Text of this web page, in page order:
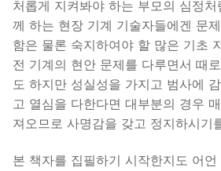
처롭게 지켜봐야 하는 부모의 심정
께 하는 현장 기계 기술자들에겐 문
함은 물론 숙지하여야 할 많은 기초
전 기계의 현안 문제를 다루면서 때
도 하지만 성실성을 가지고 범사에
고 열심을 다한다면 대부분의 경우
져오므로 사명감을 갖고 정지하시기
본 책자를 집필하기 시작한지도 어